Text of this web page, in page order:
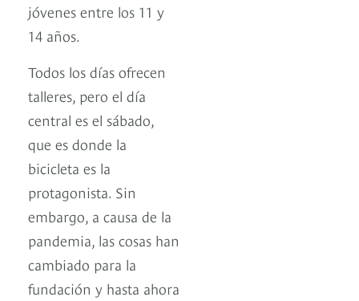
jóvenes entre los 11 y
14 años.
Todos los días ofrecen
talleres, pero el día
central es el sábado,
que es donde la
bicicleta es la
protagonista. Sin
embargo, a causa de la
pandemia, las cosas han
cambiado para la
fundación y hasta ahora